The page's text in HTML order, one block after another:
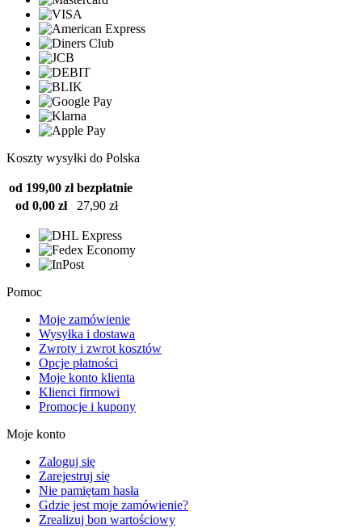
Koszty wysyłki do Polska
od 199,00 zł bezpłatnie
od 0,00 zł
27,90 zł
Pomoc
Moje zamówienie
Wysyłka i dostawa
Zwroty i zwrot kosztów
Opcje płatności
Moje konto klienta
Klienci firmowi
Promocje i kupony
Moje konto
Zaloguj się
Zarejestruj się
Nie pamiętam hasła
Gdzie jest moje zamówienie?
Zrealizuj bon wartościowy